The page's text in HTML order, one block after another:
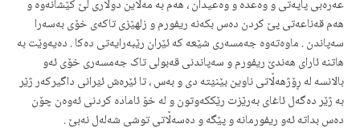
عەرەبی پاپەتی و وەعدە و وەعیدان ، هەم بە مەلاین دولاری لێ کێشانەوە و
هەم قەناعەتی پێ کردن دەس بکەنە ریفورم و زلهێزی تاکەی خۆی بەسەرا
سەپاندن . ماوەتەوە جەمسەری شێعە کە ئێران رێبەرایەتی دەکا . دەیەوێت بە
هاتنە ئارای هەندێ ریفورم و سەپاندنی قەبولی تاک جەمسەری خۆی ئەو
بالانسە لە ڕۆژهەڵاتی ناوین بێنؽتە دی و بەس ، تا ئێرەش ئؽرانی داگیرکەر ژێر
بە ژێر دەگەل ئاغای بەرێزت رێککەوتون و لە خۆ ئامادە کردنی ئەوەن چۆن
دەس بداتە ئەو ریفورمانە و پێگە و دەسەڵاتی توشی شەلەل نەبێ .